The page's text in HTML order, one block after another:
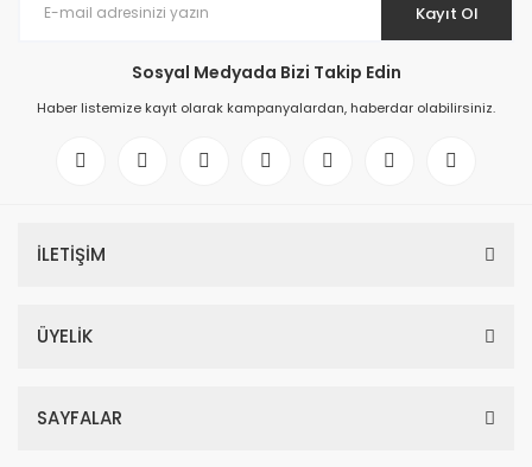
Kayıt Ol
Sosyal Medyada Bizi Takip Edin
Haber listemize kayıt olarak kampanyalardan, haberdar olabilirsiniz.
İLETİŞİM
ÜYELİK
SAYFALAR